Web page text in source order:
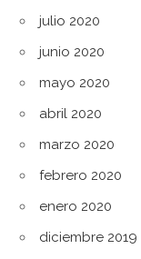
julio 2020
junio 2020
mayo 2020
abril 2020
marzo 2020
febrero 2020
enero 2020
diciembre 2019